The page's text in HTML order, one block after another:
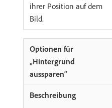
ihrer Position auf dem
Bild.